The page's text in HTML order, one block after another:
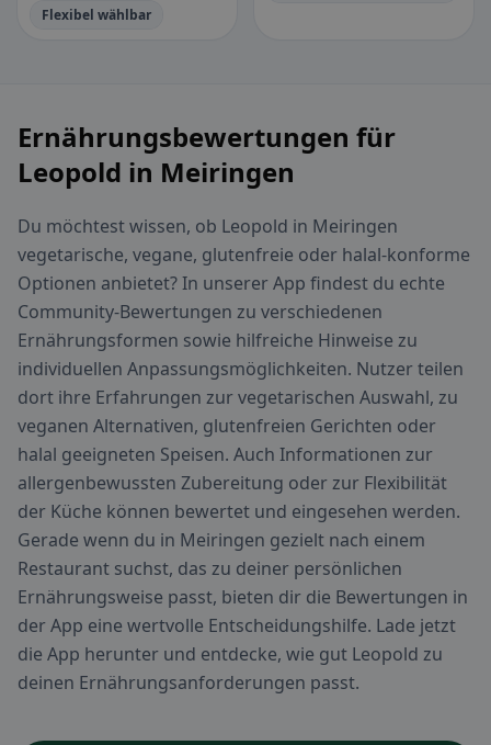
Flexibel wählbar
Ernährungsbewertungen für
Leopold in Meiringen
Du möchtest wissen, ob Leopold in Meiringen
vegetarische, vegane, glutenfreie oder halal-konforme
Optionen anbietet? In unserer App findest du echte
Community-Bewertungen zu verschiedenen
Ernährungsformen sowie hilfreiche Hinweise zu
individuellen Anpassungsmöglichkeiten. Nutzer teilen
dort ihre Erfahrungen zur vegetarischen Auswahl, zu
veganen Alternativen, glutenfreien Gerichten oder
halal geeigneten Speisen. Auch Informationen zur
allergenbewussten Zubereitung oder zur Flexibilität
der Küche können bewertet und eingesehen werden.
Gerade wenn du in Meiringen gezielt nach einem
Restaurant suchst, das zu deiner persönlichen
Ernährungsweise passt, bieten dir die Bewertungen in
der App eine wertvolle Entscheidungshilfe. Lade jetzt
die App herunter und entdecke, wie gut Leopold zu
deinen Ernährungsanforderungen passt.